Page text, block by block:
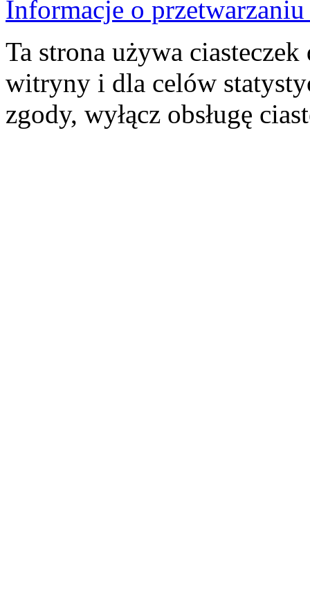
Informacje o
Ta strona używa
witryny i dla celów
zgody, wyłącz obsługę